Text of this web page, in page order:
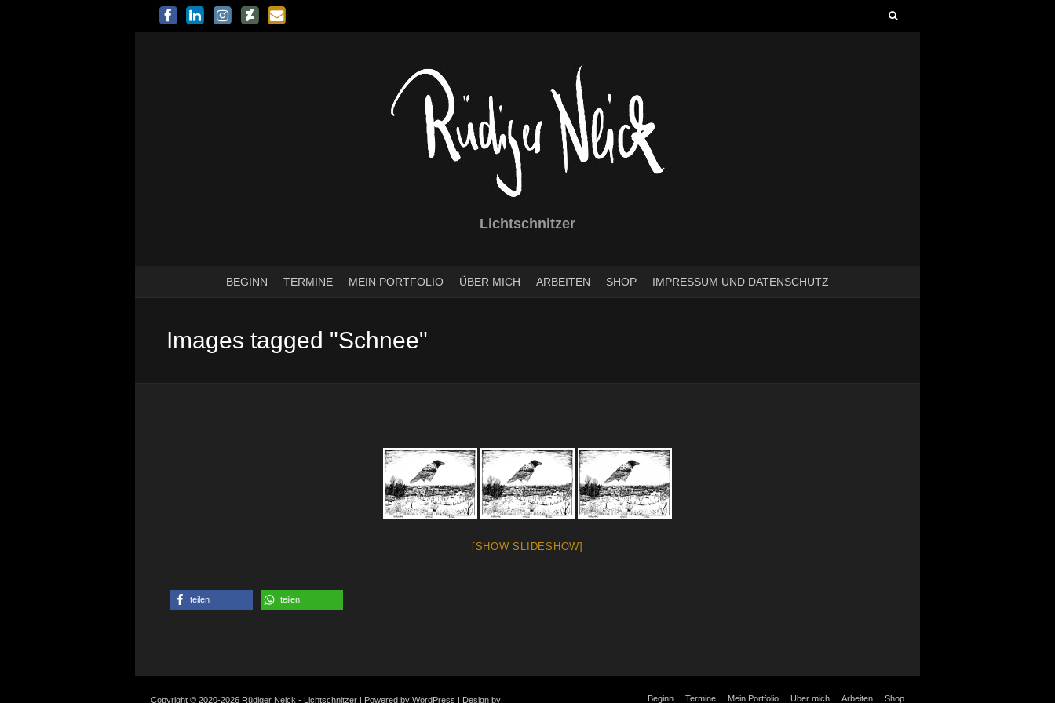
Lichtschnitzer
BEGINN TERMINE MEIN PORTFOLIO ÜBER MICH ARBEITEN SHOP IMPRESSUM UND DATENSCHUTZ
Images tagged "Schnee"
[SHOW SLIDESHOW]
teilen teilen
Copyright © 2020-2026 Rüdiger Neick - Lichtschnitzer | Powered by WordPress | Design by Beginn Termine Mein Portfolio Über mich Arbeiten Shop